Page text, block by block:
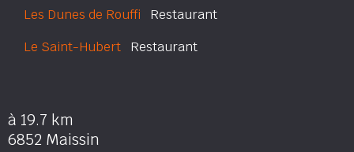
Les Dunes de Rouffi Restaurant
Le Saint-Hubert Restaurant
à 19.7 km
6852 Maissin